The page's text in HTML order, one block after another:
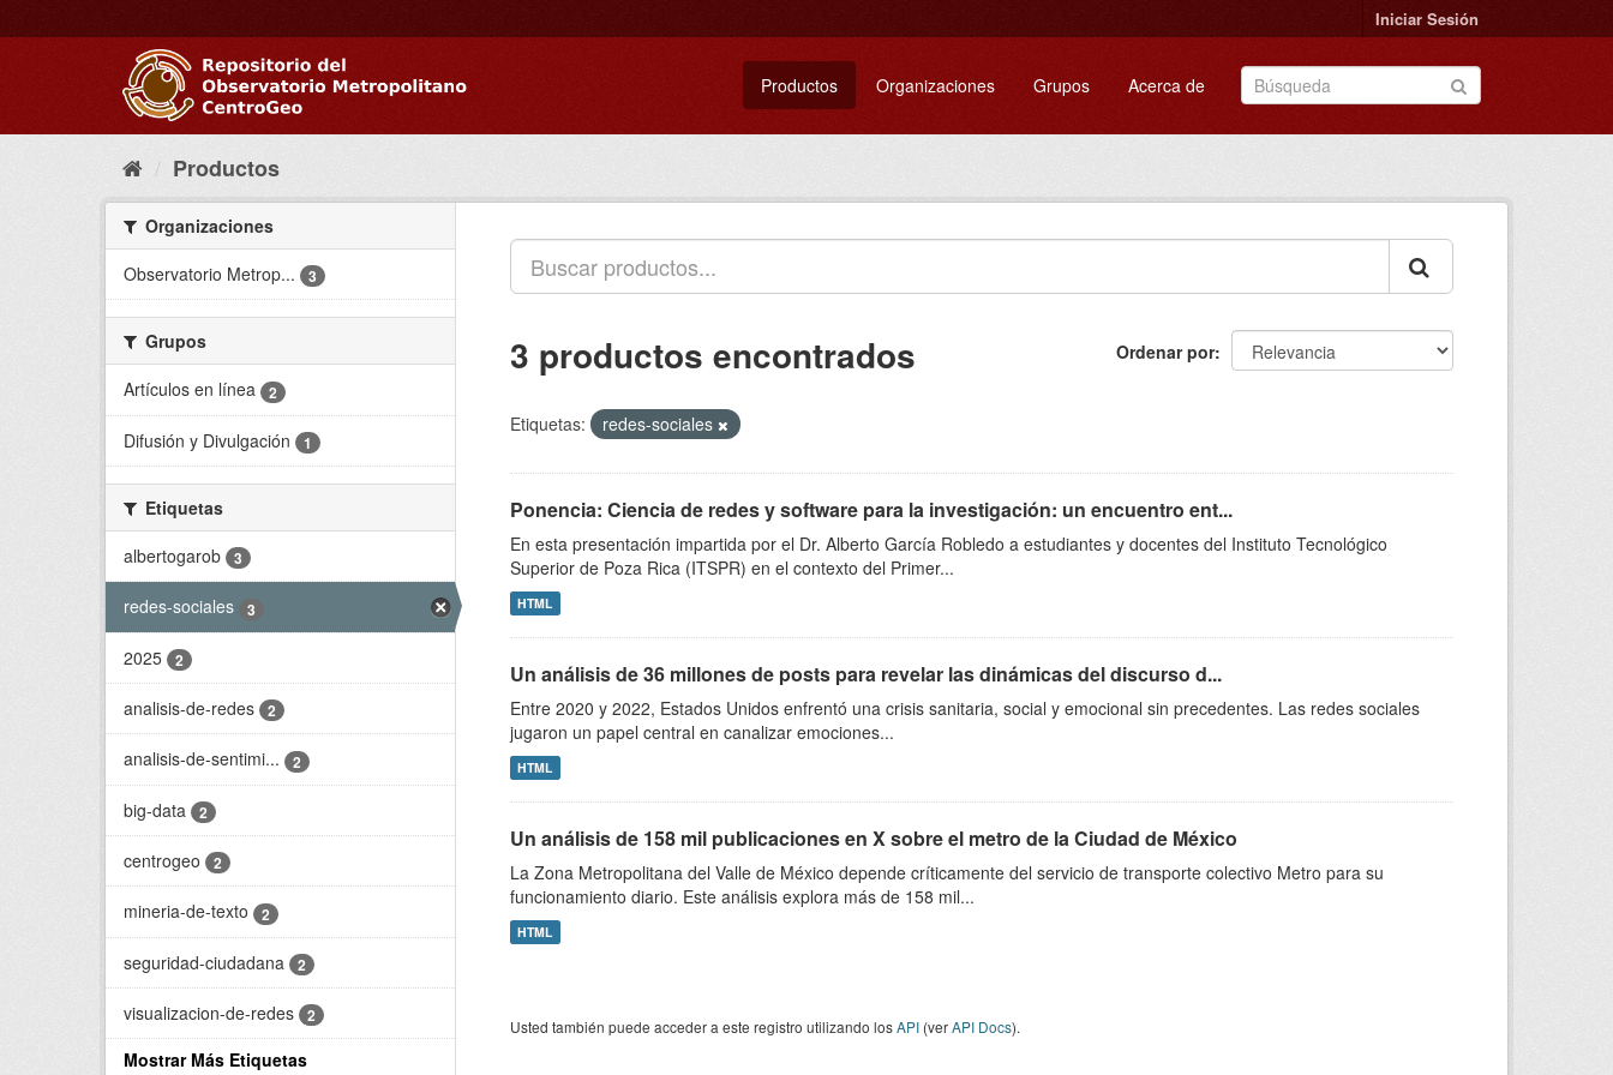
al
Iniciar Sesión
Productos Organizaciones Grupos Acerca de
Productos
Organizaciones
Observatorio Metrop...
3
Grupos
Artículos en línea
2
Difusión y Divulgación 1
Etiquetas
albertogarob
3
redes-sociales 3
2025 2
analisis-de-redes 2
analisis-de-sentimi... 2
big-data 2
centrogeo 2
mineria-de-texto 2
seguridad-ciudadana 2
visualizacion-de-redes 2
Mostrar Más Etiquetas
Ordenar por
3 productos encontrados
Etiquetas: redes-sociales
Ponencia: Ciencia de redes y software para la investigación: un encuentro ent...
En esta presentación impartida por el Dr. Alberto García Robledo a estudiantes y docentes del Instituto Tecnológico
Superior de Poza Rica (ITSPR) en el contexto del Primer...
HTML
Un análisis de 36 millones de posts para revelar las dinámicas del discurso d...
Entre 2020 y 2022, Estados Unidos enfrentó una crisis sanitaria, social y emocional sin precedentes. Las redes sociales
jugaron un papel central en canalizar emociones...
HTML
Un análisis de 158 mil publicaciones en X sobre el metro de la Ciudad de México
La Zona Metropolitana del Valle de México depende críticamente del servicio de transporte colectivo Metro para su
funcionamiento diario. Este análisis explora más de 158 mil...
HTML
Usted también puede acceder a este registro utilizando losAPI (verAPI Docs).